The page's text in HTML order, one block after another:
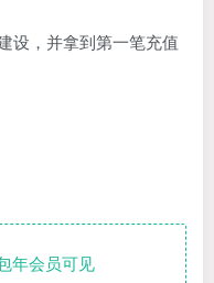
设，并拿到第一笔充值
年会员可见